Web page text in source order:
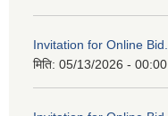
Invitation for Online Bid.
मिति: 05/13/2026 - 00:00